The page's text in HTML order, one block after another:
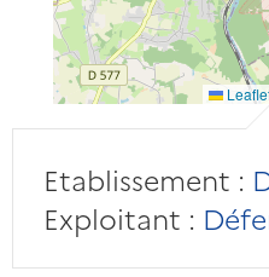
Etablissement :
Exploitant :